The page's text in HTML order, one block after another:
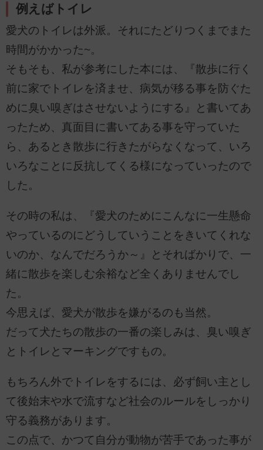
例えばトイレ
愛犬のトイレは外派。それにたどりつくまでまた
時間がかかった~。
そもそも、私が参考にした本には、『散歩に行く
前に家でトイレを済ませ、病気が移る事を防ぐた
めに臭い嗅ぎはさせないようにする』と書いてあ
ったため、真面目に書いてある事を守っていた
ら、あるとき散歩に行きたがらなくなって、いろ
いろなことに反抗してくる様になっていったので
した。
その時の私は、『愛犬のためにこんなに一生懸命
やっているのにどうしていうことをきいてくれな
いのか、なんでだろうか～』とそればかりで、一
緒に散歩を楽しむ余裕など全くありませんでし
た。
今思えば、愛犬が散歩を嫌がるのも当然。
だって犬たちの散歩の一番の楽しみは、臭い嗅ぎ
とトイレとマーキングですもの。
もちろん外でトイレをするには、必ず飼い主とし
て後始末や水で流すなど社会のルールをしっかり
守る義務があります。
この点で、かつて自分が動物が苦手であった事が